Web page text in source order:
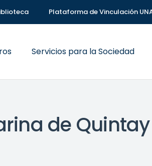
Plataforma de Vinculación
Servicios para la Sociedad
de Quintay